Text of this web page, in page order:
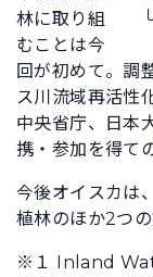
林に取り組
むことは今
回が初めて。調
ス川流域再活性
中央省庁、日本
携・参加を得て
今後オイスカは
植林のほか2つ
※１ Inland